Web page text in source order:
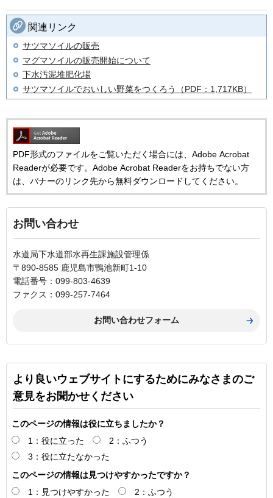
関連リンク
サツマソイルの販売
マグマソイルの販売開始について
下水汚泥堆肥化場
サツマソイルでおいしい野菜をつくろう（PDF：1,717KB）
PDF形式のファイルをご覧いただく場合には、Adobe Acrobat
Readerが必要です。Adobe Acrobat Readerをお持ちでない方
は、バナーのリンク先から無料ダウンロードしてください。
お問い合わせ
水道局下水道部水再生課施設管理係
〒890-8585 鹿児島市鴨池新町1-10
電話番号：099-803-4639
ファクス：099-257-7464
より良いウェブサイトにするためにみなさまのご
意見をお聞かせください
このページの情報は役に立ちましたか？
1：役に立った
2：ふつう
3：役に立たなかった
このページの情報は見つけやすかったですか？
1：見つけやすかった
2：ふつう